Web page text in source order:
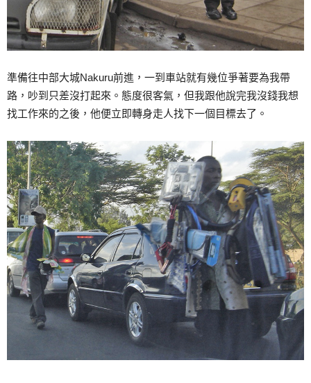
準備往中部大城Nakuru前進，一到車站就有幾位爭著要為我帶
路，吵到只差沒打起來。態度很客氣，但我跟他說完我沒錢我想
找工作來的之後，他便立即轉身走人找下一個目標去了。